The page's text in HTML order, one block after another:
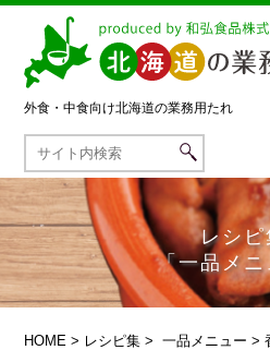
外食・中食向け北海道の業務用たれ
レシピ
「一品メ
HOME > レシピ集 >一品メニュー >